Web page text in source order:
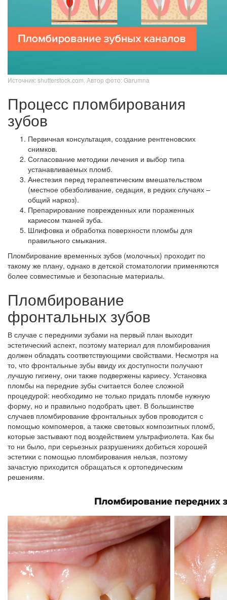
Источник: shutterstock.com. Автор фото: Garumna
Процесс пломбирования
зубов
Первичная консультация, создание рентгеновских
снимков.
Согласование методики лечения и выбор типа
устанавливаемых пломб.
Анестезия перед терапевтическим вмешательством
(местное обезболивание, седация, в редких случаях –
общий наркоз).
Препарирование поврежденных или пораженных
кариесом тканей зуба.
Шлифовка и обработка поверхности пломбы для
правильного смыкания.
Пломбирование временных зубов (молочных) проходит по
такому же плану, однако в детской стоматологии применяются
более совместимые и безопасные материалы.
Пломбирование
фронтальных зубов
В случае с передними зубами на первый план выходит
эстетический аспект, поэтому материал для пломбирования
должен обладать соответствующими свойствами. Несмотря на
то, что фронтальные зубы ввиду их доступности получают
лучшую гигиену, они также подвержены кариесу. Установка
пломбы на передние зубы считается более сложной
процедурой: необходимо не только придать пломбе нужную
форму, но и правильно подобрать цвет. В большинстве
случаев пломбирование фронтальных зубов проводится с
помощью компомеров, а также световых композитных пломб,
которые застывают под воздействием ультрафиолета. Как бы
то ни было, при серьезных разрушениях добиться хорошей
эстетики с помощью пломбирования нельзя, поэтому
зачастую приходится обращаться к ортопедическим
решениям.